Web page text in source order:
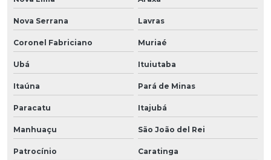
Nova Serrana Lavras
Coronel Fabriciano Muriaé
Ubá Ituiutaba
Itaúna Pará de Minas
Paracatu Itajubá
Manhuaçu São João del Rei
Patrocínio Caratinga